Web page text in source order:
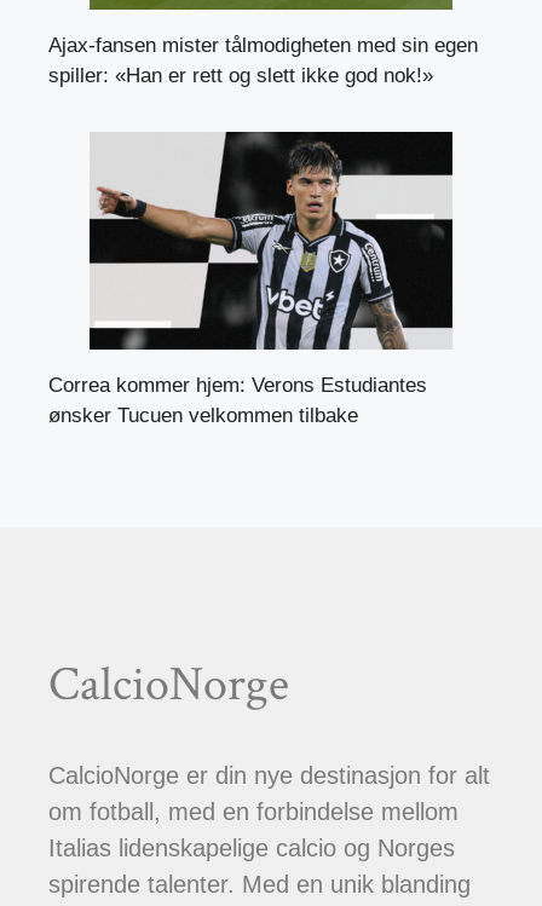
Ajax-fansen mister tålmodigheten med sin egen
spiller: «Han er rett og slett ikke god nok!»
Correa kommer hjem: Verons Estudiantes
ønsker Tucuen velkommen tilbake
CalcioNorge
CalcioNorge er din nye destinasjon for alt
om fotball, med en forbindelse mellom
Italias lidenskapelige calcio og Norges
spirende talenter. Med en unik blanding